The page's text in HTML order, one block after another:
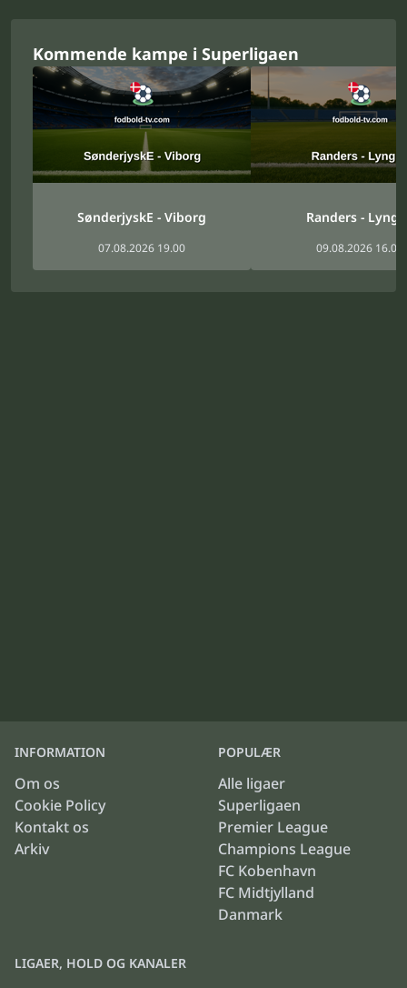
Kommende kampe i Superligaen
SønderjyskE - Viborg
07.08.2026 19.00
Randers -
09.08.2026 16.00
INFORMATION
Om os
Cookie Policy
Kontakt os
Arkiv
POPULÆR
Alle ligaer
Superligaen
Premier League
Champions League
FC Kobenhavn
FC Midtjylland
Danmark
LIGAER, HOLD OG KANALER